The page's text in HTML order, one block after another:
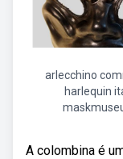
arlecchino
harlequin
A colombina é